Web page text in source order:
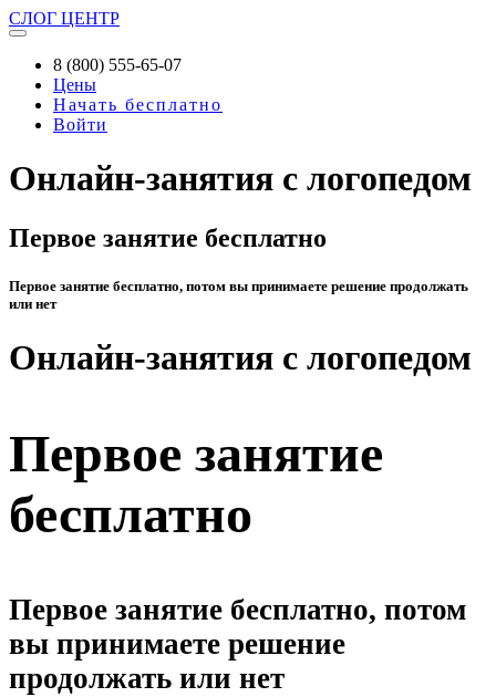
СЛОГ ЦЕНТР
8 (800) 555-65-07
Цены
Начать бесплатно
Войти
Онлайн-занятия с логопедом
Первое занятие бесплатно
Первое занятие бесплатно, потом вы принимаете решение продолжать
или нет
Онлайн-занятия с логопедом
Первое занятие
бесплатно
Первое занятие бесплатно, потом
вы принимаете решение
продолжать или нет